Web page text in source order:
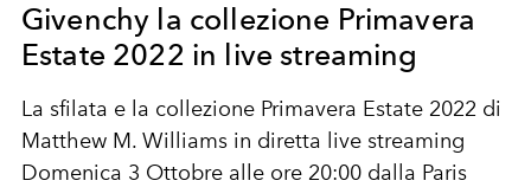
Givenchy la collezione Primavera
Estate 2022 in live streaming
La sfilata e la collezione Primavera Estate 2022 di
Matthew M. Williams in diretta live streaming
Domenica 3 Ottobre alle ore 20:00 dalla Paris